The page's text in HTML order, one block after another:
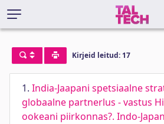
Kirjeid leitud: 17
1. India-Jaapani spetsiaalne
globaalne partnerlus - vastus
ookeani piirkonnas?. Indo-